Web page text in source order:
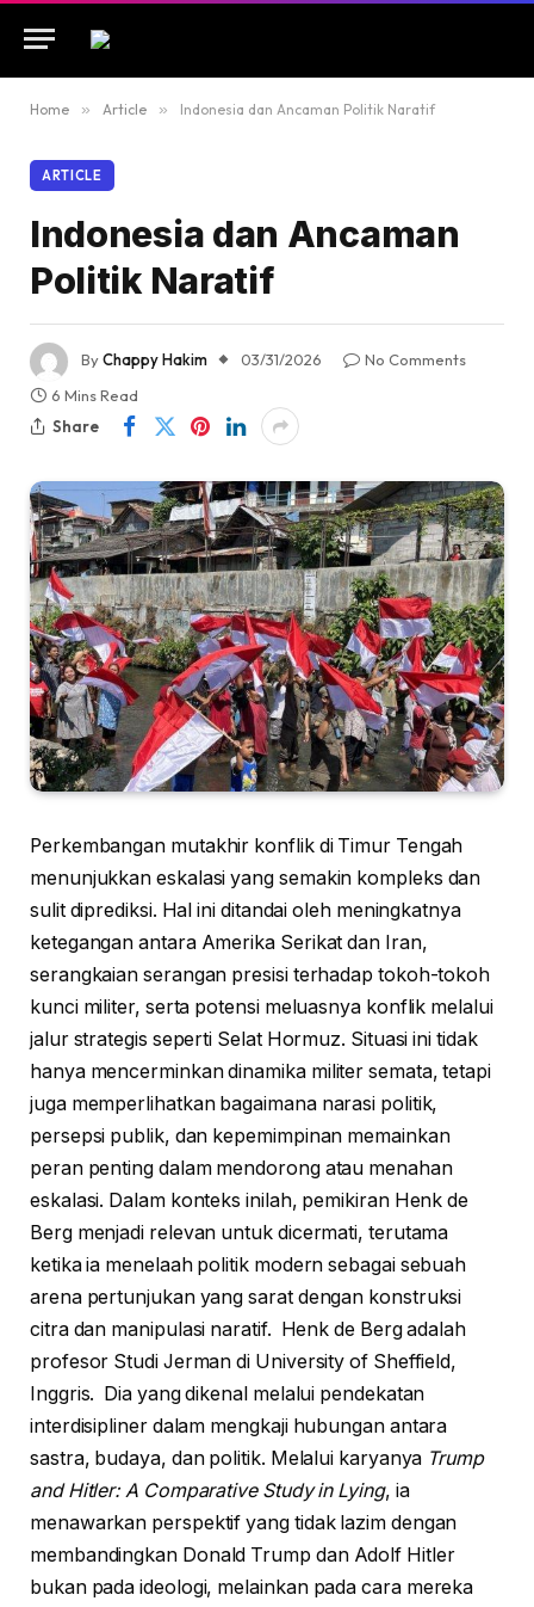
Home » Article » Indonesia dan Ancaman Politik Naratif
ARTICLE
Indonesia dan Ancaman
Politik Naratif
ByChappy Hakim 03/31/2026
No Comments
6 Mins Read
Share
Perkembangan mutakhir konflik di Timur Tengah
menunjukkan eskalasi yang semakin kompleks dan
sulit diprediksi. Hal ini ditandai oleh meningkatnya
ketegangan antara Amerika Serikat dan Iran,
serangkaian serangan presisi terhadap tokoh-tokoh
kunci militer, serta potensi meluasnya konflik melalui
jalur strategis seperti Selat Hormuz. Situasi ini tidak
hanya mencerminkan dinamika militer semata, tetapi
juga memperlihatkan bagaimana narasi politik,
persepsi publik, dan kepemimpinan memainkan
peran penting dalam mendorong atau menahan
eskalasi. Dalam konteks inilah, pemikiran Henk de
Berg menjadi relevan untuk dicermati, terutama
ketika ia menelaah politik modern sebagai sebuah
arena pertunjukan yang sarat dengan konstruksi
citra dan manipulasi naratif. Henk de Berg adalah
profesor Studi Jerman di University of Sheffield,
Inggris. Dia yang dikenal melalui pendekatan
interdisipliner dalam mengkaji hubungan antara
sastra, budaya, dan politik. Melalui karyanya Trump
and Hitler: A Comparative Study in Lying, ia
menawarkan perspektif yang tidak lazim dengan
membandingkan Donald Trump dan Adolf Hitler
bukan pada ideologi, melainkan pada cara mereka